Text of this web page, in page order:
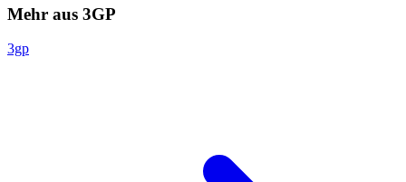
Mehr aus 3GP
3gp